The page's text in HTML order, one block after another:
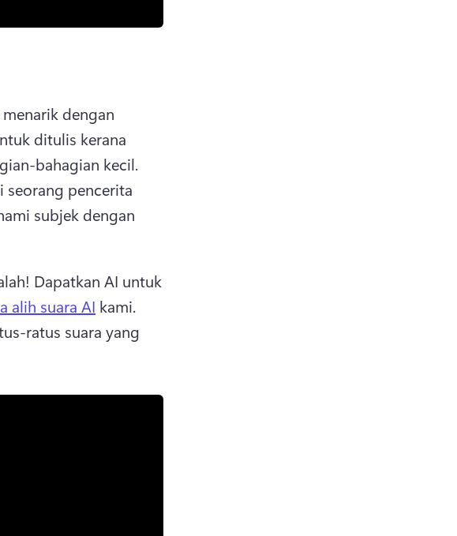
dengan
ditulis kerana
pencerita
subjek dengan
Dapatkan AI untuk
alih suara AI
ratus suara yang